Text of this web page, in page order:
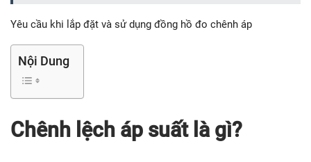
Yêu cầu khi lắp đặt và sử dụng đồng hồ đo chênh áp
Nội Dung
Chênh lệch áp suất là gì?